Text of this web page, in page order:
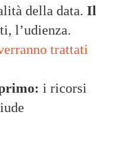
della data. Il
l’udienza.
trattati
i ricorsi